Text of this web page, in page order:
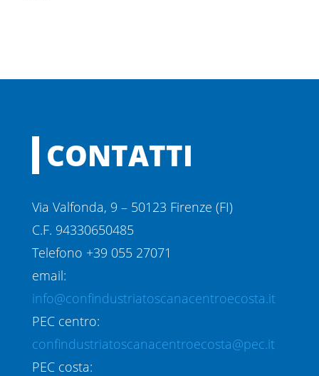
CONTATTI
Via Valfonda, 9 – 50123 Firenze (FI)
C.F. 94330650485
Telefono +39 055 27071
email:
info@confindustriatoscanacentroecosta.it
PEC centro:
confindustriatoscanacentroecosta@pec.it
PEC costa: